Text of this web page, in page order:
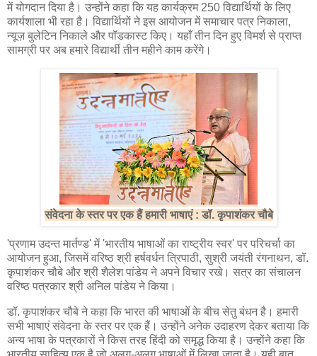
में योगदान दिया है। उन्होंने कहा कि यह कार्यक्रम 250 विद्यार्थियों के लिए
कार्यशाला भी रहा है। विद्यार्थियों ने इस आयोजन में समाचार पत्र निकाला,
न्यूज़ बुलेटिन निकाले और पॉडकास्ट किए। यहाँ तीन दिन हुए विमर्श से प्राप्त
सामग्री पर अब हमारे विद्यार्थी तीन महीने काम करेंगे।
संवेदना के स्तर पर एक हैं हमारी भाषाएं : डॉ. कृपाशंकर चौबे
'प्रणाम उदन्त मार्तण्ड' में 'भारतीय भाषाओं का राष्ट्रीय स्वर' पर परिचर्चा का
आयोजन हुआ, जिसमें वरिष्ठ श्री हर्षवर्धन त्रिपाठी, सुश्री जयंती रंगनाथन, डॉ.
कृपाशंकर चौबे और श्री शैलेश पांडेय ने अपने विचार रखे। सत्र का संचालन
वरिष्ठ पत्रकार श्री अनिल पांडेय ने किया।
डॉ. कृपाशंकर चौबे ने कहा कि भारत की भाषाओं के बीच सेतु बंधन है। हमारी
सभी भाषाएं संवेदना के स्तर पर एक हैं। उन्होंने अनेक उदाहरण देकर बताया कि
अन्य भाषा के पत्रकारों ने किस तरह हिंदी को समृद्ध किया है। उन्होंने कहा कि